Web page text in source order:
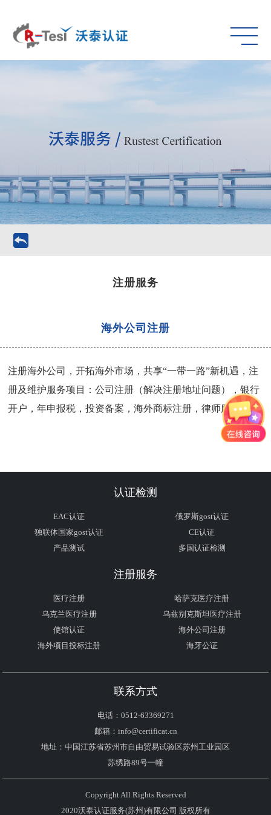
注册服务
海外公司注册
注册海外公司，开拓海外市场，共享“一带一路”新机遇，注
册及维护服务项目：公司注册（解决注册地址问题），银行
开户，年申报税，投资备案，海外商标注册，律师服务。
认证检测
EAC认证
俄罗斯gost认证
独联体国家gost认证
CE认证
产品测试
多国认证检测
注册服务
医疗注册
哈萨克医疗注册
乌克兰医疗注册
乌兹别克斯坦医疗注册
使馆认证
海外公司注册
海外项目投标注册
海牙公证
联系方式
电话：0512-63369271
邮箱：info@certificat.cn
地址：中国江苏省苏州市自由贸易试验区苏州工业园区
苏绣路89号一幢
Copyright All Rights Reserved
2020沃泰认证服务(苏州)有限公司 版权所有